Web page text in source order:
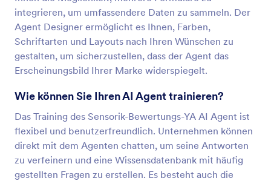
integrieren, um umfassendere Daten zu sammeln. Der
Agent Designer ermöglicht es Ihnen, Farben,
Schriftarten und Layouts nach Ihren Wünschen zu
gestalten, um sicherzustellen, dass der Agent das
Erscheinungsbild Ihrer Marke widerspiegelt.
Wie können Sie Ihren AI Agent trainieren?
Das Training des Sensorik-Bewertungs-YA AI Agent ist
flexibel und benutzerfreundlich. Unternehmen können
direkt mit dem Agenten chatten, um seine Antworten
zu verfeinern und eine Wissensdatenbank mit häufig
gestellten Fragen zu erstellen. Es besteht auch die